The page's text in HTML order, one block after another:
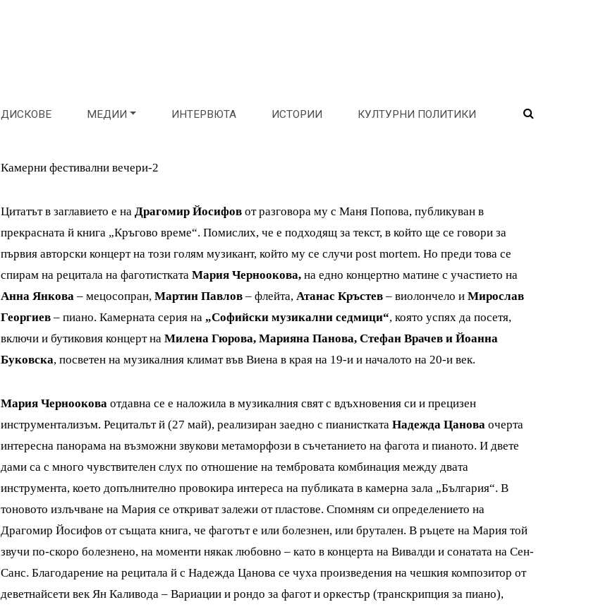
ДИСКОВЕ МЕДИИ ИНТЕРВЮТА ИСТОРИИ КУЛТУРНИ ПОЛИТИКИ
Камерни фестивални вечери-2
Цитатът в заглавието е на Драгомир Йосифов от разговора му с Маня Попова, публикуван в
прекрасната й книга „Кръгово време“. Помислих, че е подходящ за текст, в който ще се говори за
първия авторски концерт на този голям музикант, който му се случи post mortem. Но преди това се
спирам на рецитала на фаготисткатаМария Черноокова,на едно концертно матине с участието на
Анна Янкова – мецосопран,Мартин Павлов – флейта, Атанас Кръстев – виолончело иМирослав
Георгиев – пиано. Камерната серия на „Софийски музикални седмици“, която успях да посетя,
включи и бутиковия концерт наМилена Гюрова, Марияна Панова, Стефан Врачев и Йоанна
Буковска, посветен на музикалния климат във Виена в края на 19-и и началото на 20-и век.
Мария Черноокова отдавна се е наложила в музикалния свят с вдъхновения си и прецизен
инструментализъм. Рециталът й (27 май), реализиран заедно с пианисткатаНадежда Цановаочерта
интересна панорама на възможни звукови метаморфози в съчетанието на фагота и пианото. И двете
дами са с много чувствителен слух по отношение на тембровата комбинация между двата
инструмента, което допълнително провокира интереса на публиката в камерна зала „България“. В
тоновото излъчване на Мария се откриват залежи от пластове. Спомням си определението на
Драгомир Йосифов от същата книга, че фаготът е или болезнен, или брутален. В ръцете на Мария той
звучи по-скоро болезнено, на моменти някак любовно – като в концерта на Вивалди и сонатата на Сен-
Санс. Благодарение на рецитала й с Надежда Цанова се чуха произведения на чешкия композитор от
деветнайсети век Ян Каливода – Вариации и рондо за фагот и оркестър (транскрипция за пиано),